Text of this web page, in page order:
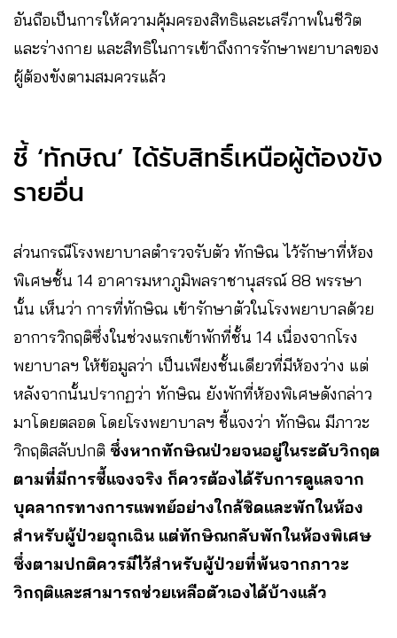
อันถือเป็นการให้ความคุ้มครองสิทธิและเสรีภาพในชีวิต
และร่างกาย และสิทธิในการเข้าถึงการรักษาพยาบาลของ
ผู้ต้องขังตามสมควรแล้ว
ชี้ ‘ทักษิณ’ ได้รับสิทธิ์เหนือผู้ต้องขัง
รายอื่น
ส่วนกรณีโรงพยาบาลตำรวจรับตัว ทักษิณ ไว้รักษาที่ห้อง
พิเศษชั้น 14 อาคารมหาภูมิพลราชานุสรณ์ 88 พรรษา
นั้น เห็นว่า การที่ทักษิณ เข้ารักษาตัวในโรงพยาบาลด้วย
อาการวิกฤติซึ่งในช่วงแรกเข้าพักที่ชั้น 14 เนื่องจากโรง
พยาบาลฯ ให้ข้อมูลว่า เป็นเพียงชั้นเดียวที่มีห้องว่าง แต่
หลังจากนั้นปรากฏว่า ทักษิณ ยังพักที่ห้องพิเศษดังกล่าว
มาโดยตลอด โดยโรงพยาบาลฯ ชี้แจงว่า ทักษิณ มีภาวะ
วิกฤติสลับปกติ ซึ่งหากทักษิณป่วยจนอยู่ในระดับวิกฤต
ตามที่มีการชี้แจงจริง ก็ควรต้องได้รับการดูแลจาก
บุคลากรทางการแพทย์อย่างใกล้ชิดและพักในห้อง
สำหรับผู้ป่วยฉุกเฉิน แต่ทักษิณกลับพักในห้องพิเศษ
ซึ่งตามปกติควรมีไว้สำหรับผู้ป่วยที่พ้นจากภาวะ
วิกฤติและสามารถช่วยเหลือตัวเองได้บ้างแล้ว